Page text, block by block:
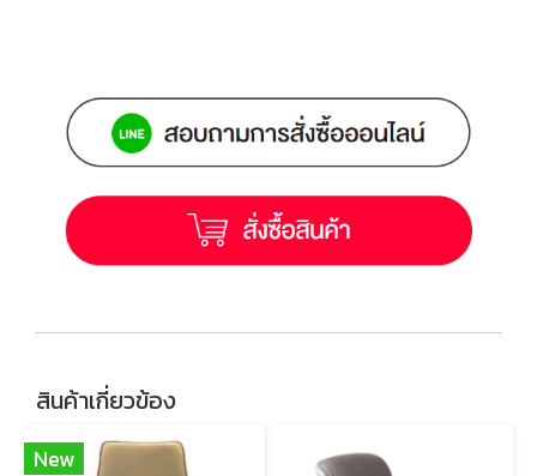
สินค้าเกี่ยวข้อง
New